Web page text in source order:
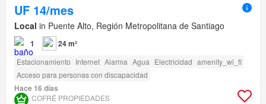
UF 14/mes
Local in Puente Alto, Región Metropolitana de Santiago
1 24 m²
Estacionamiento Internet Alarma Agua Electricidad amenity_wi_fi
Acceso para personas con discapacidad
Hace 16 días
COFRÉ PROPIEDADES